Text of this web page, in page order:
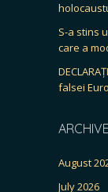
S-a stins
care a
falsei
August
July 2026